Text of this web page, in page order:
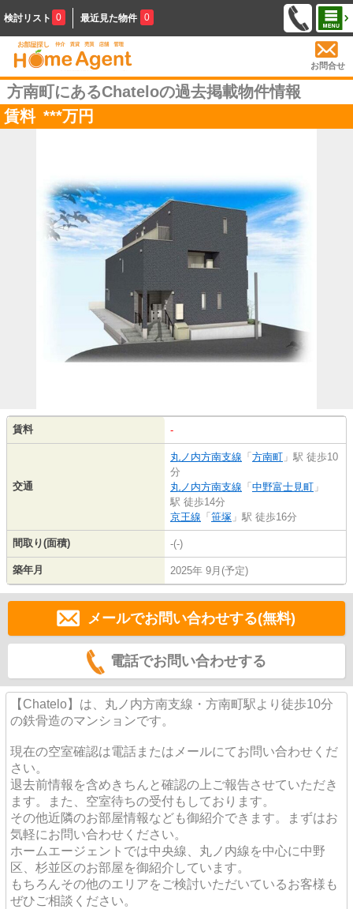
検討リスト 0 最近見た物件 0
お問合せ
方南町にあるChateloの過去掲載物件情報
賃料 ***万円
賃料 -
交通
丸ノ内方南支線 「 方南町 」駅 徒歩10
分
丸ノ内方南支線 「 中野富士見町 」
駅 徒歩14分
京王線 「 笹塚 」駅 徒歩16分
間取り(面積) -(-)
築年月 2025年 9月(予定)
メールでお問い合わせする(無料)
電話でお問い合わせする
【Chatelo】は、丸ノ内方南支線・方南町駅より徒歩10分
の鉄骨造のマンションです。
現在の空室確認は電話またはメールにてお問い合わせくだ
さい。
退去前情報を含めきちんと確認の上ご報告させていただき
ます。また、空室待ちの受付もしております。
その他近隣のお部屋情報なども御紹介できます。まずはお
気軽にお問い合わせください。
ホームエージェントでは中央線、丸ノ内線を中心に中野
区、杉並区のお部屋を御紹介しています。
もちろんその他のエリアをご検討いただいているお客様も
ぜひご相談ください。